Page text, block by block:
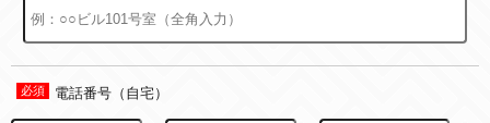
電話番号（自宅）